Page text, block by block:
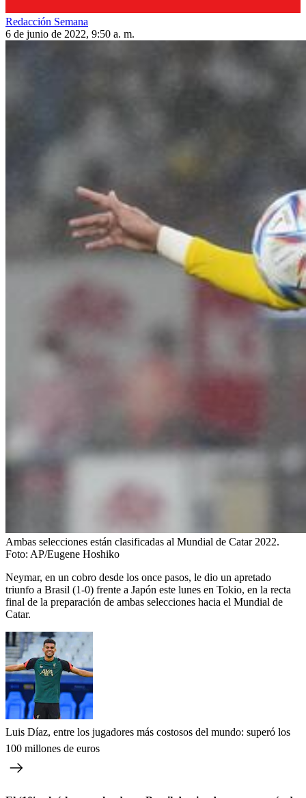
Redacción Semana
6 de junio de 2022, 9:50 a. m.
Ambas selecciones están clasificadas al Mundial de Catar 2022.
Foto: AP/Eugene Hoshiko
Neymar, en un cobro desde los once pasos, le dio un apretado
triunfo a Brasil (1-0) frente a Japón este lunes en Tokio, en la recta
final de la preparación de ambas selecciones hacia el Mundial de
Catar.
Luis Díaz, entre los jugadores más costosos del mundo: superó los
100 millones de euros